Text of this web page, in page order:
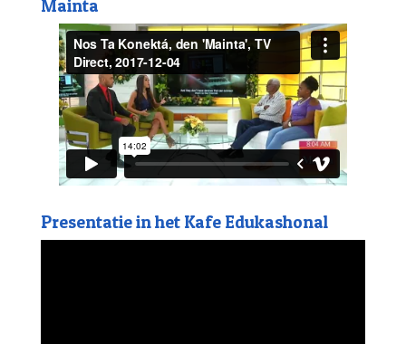
Mainta
Presentatie in het Kafe Edukashonal